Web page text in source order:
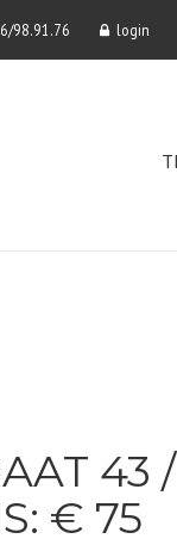
98.91.76 login
43
€ 75